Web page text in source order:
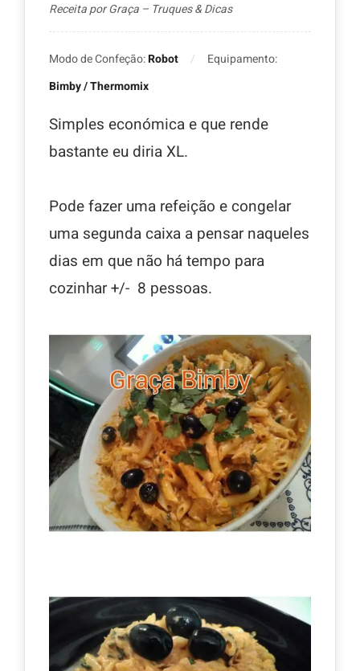
Receita por Graça – Truques & Dicas
Modo de Confeção:Robot
Equipamento:
Bimby / Thermomix
Simples económica e que rende
bastante eu diria XL.
Pode fazer uma refeição e congelar
uma segunda caixa a pensar naqueles
dias em que não há tempo para
cozinhar +/- 8 pessoas.